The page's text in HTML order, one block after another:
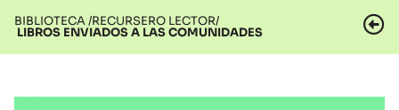
BIBLIOTECA /RECURSERO LECTOR/
LIBROS ENVIADOS A LAS COMUNIDADES